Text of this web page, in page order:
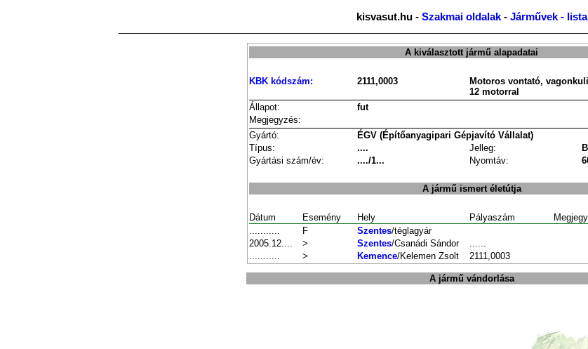
kisvasut.hu - Szakmai oldalak- Járművek - lista
A kiválasztott jármű alapadatai
KBK kódszám: 2111,0003
Motoros vontató,
12 motorral
Állapot:
fut
Megjegyzés:
Gyártó:
ÉGV (Építőanyagipari Gépjavító Vállalat)
Típus:
.... Jelleg:
B
Gyártási szám/év:
..../1... Nyomtáv:
A jármű ismert életútja
Dátum Esemény Hely Pályaszám
...........
F Szentes/téglagyár
2005.12....
> Szentes/Csanádi Sándor
......
...........
> Kemence/Kelemen Zsolt 2111,0003
A jármű vándorlása